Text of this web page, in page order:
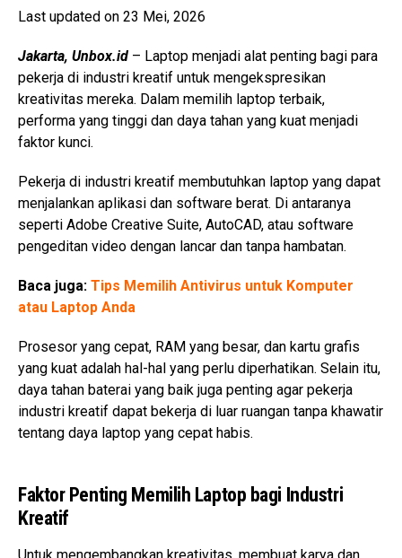
Last updated on 23 Mei, 2026
Jakarta, Unbox.id – Laptop menjadi alat penting bagi para
pekerja di industri kreatif untuk mengekspresikan
kreativitas mereka. Dalam memilih laptop terbaik,
performa yang tinggi dan daya tahan yang kuat menjadi
faktor kunci.
Pekerja di industri kreatif membutuhkan laptop yang dapat
menjalankan aplikasi dan software berat. Di antaranya
seperti Adobe Creative Suite, AutoCAD, atau software
pengeditan video dengan lancar dan tanpa hambatan.
Baca juga: Tips Memilih Antivirus untuk Komputer
atau Laptop Anda
Prosesor yang cepat, RAM yang besar, dan kartu grafis
yang kuat adalah hal-hal yang perlu diperhatikan. Selain itu,
daya tahan baterai yang baik juga penting agar pekerja
industri kreatif dapat bekerja di luar ruangan tanpa khawatir
tentang daya laptop yang cepat habis.
Faktor Penting Memilih Laptop bagi Industri
Kreatif